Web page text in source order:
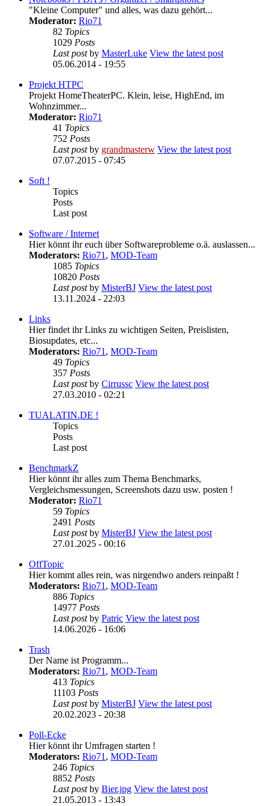
"Kleine Computer" und alles, was dazu gehört...
Moderator: Rio71
82 Topics
1029 Posts
Last postby MasterLuke View the latest post
05.06.2014 - 19:55
Projekt HTPC
Projekt HomeTheaterPC. Klein, leise, HighEnd, im
Wohnzimmer...
Moderator: Rio71
41 Topics
752 Posts
Last postby grandmasterw View the latest post
07.07.2015 - 07:45
Soft !
Topics
Posts
Last post
Software / Internet
Hier könnt ihr euch über Softwareprobleme o.ä. auslassen...
Moderators: Rio71, MOD-Team
1085 Topics
10820 Posts
Last postby MisterBJ View the latest post
13.11.2024 - 22:03
Links
Hier findet ihr Links zu wichtigen Seiten, Preislisten,
Biosupdates, etc...
Moderators: Rio71, MOD-Team
49 Topics
357 Posts
Last postby Cirrussc View the latest post
27.03.2010 - 02:21
TUALATIN.DE !
Topics
Posts
Last post
BenchmarkZ
Hier könnt ihr alles zum Thema Benchmarks,
Vergleichsmessungen, Screenshots dazu usw. posten !
Moderator: Rio71
59 Topics
2491 Posts
Last postby MisterBJ View the latest post
27.01.2025 - 00:16
OffTopic
Hier kommt alles rein, was nirgendwo anders reinpaßt !
Moderators: Rio71, MOD-Team
886 Topics
14977 Posts
Last postby Patric View the latest post
14.06.2026 - 16:06
Trash
Der Name ist Programm...
Moderators: Rio71, MOD-Team
413 Topics
11103 Posts
Last postby MisterBJ View the latest post
20.02.2023 - 20:38
Poll-Ecke
Hier könnt ihr Umfragen starten !
Moderators: Rio71, MOD-Team
246 Topics
8852 Posts
Last postby Bier.jpg View the latest post
21.05.2013 - 13:43